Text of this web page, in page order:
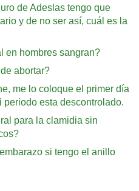
de Adeslas tengo que
y de no ser así, cuál es la
en hombres sangran?
abortar?
me lo coloque el primer día
periodo esta descontrolado.
para la clamidia sin
si tengo el anillo